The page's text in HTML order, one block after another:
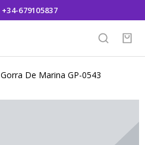
+34-679105837
Gorra De Marina GP-0543